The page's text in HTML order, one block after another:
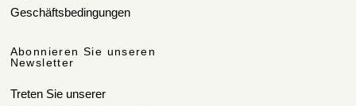
Geschäftsbedingungen
Abonnieren Sie unseren
Newsletter
Treten Sie unserer